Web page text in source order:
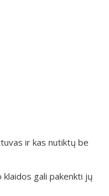
ir kas nutiktų be
gali pakenkti jų